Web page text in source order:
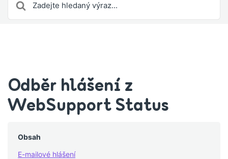
For
Odběr hlášení z
WebSupport Status
Obsah
E-mailové hlášení